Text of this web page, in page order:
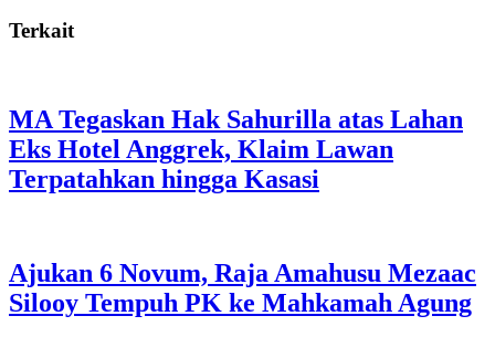
Terkait
MA Tegaskan Hak Sahurilla atas Lahan
Eks Hotel Anggrek, Klaim Lawan
Terpatahkan hingga Kasasi
Ajukan 6 Novum, Raja Amahusu Mezaac
Silooy Tempuh PK ke Mahkamah Agung